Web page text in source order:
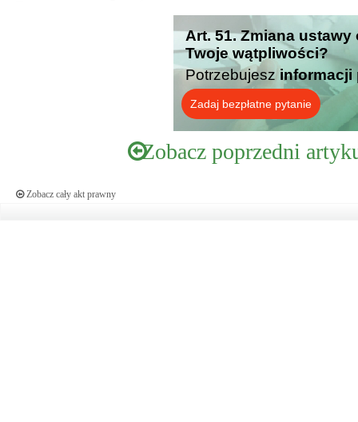
Art. 51. Zmiana ustawy
Twoje wątpliwości?
Potrzebujesz informacji
Zadaj bezpłatne pytanie
Zobacz poprzedni
Zobacz cały akt prawny